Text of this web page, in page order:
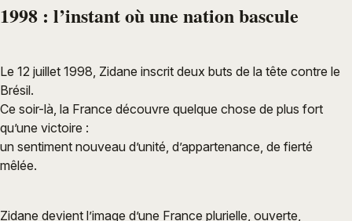
1998 : l’instant où une nation bascule
Le 12 juillet 1998, Zidane inscrit deux buts de la tête contre le
Brésil.
Ce soir-là, la France découvre quelque chose de plus fort
qu’une victoire :
un sentiment nouveau d’unité, d’appartenance, de fierté
mêlée.
Zidane devient l’image d’une France plurielle, ouverte,